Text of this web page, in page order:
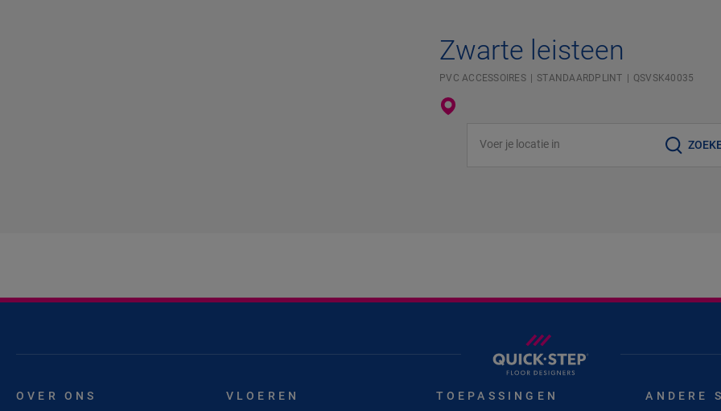
Zwarte leisteen
PVC ACCESSOIRES STANDAARDPLINT QSVSK40035
OVER ONS VLOEREN TOEPASSINGEN ANDERE